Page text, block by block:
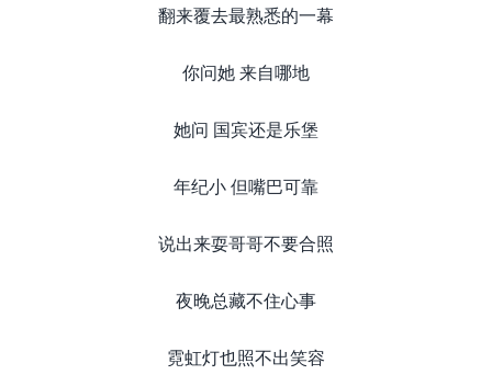
翻来覆去最熟悉的一幕
你问她 来自哪地
她问 国宾还是乐堡
年纪小 但嘴巴可靠
说出来耍哥哥不要合照
夜晚总藏不住心事
霓虹灯也照不出笑容